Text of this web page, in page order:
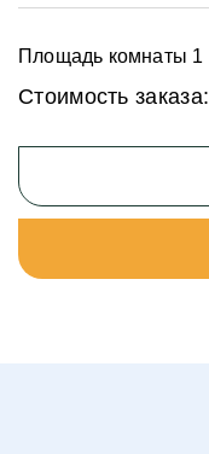
Площадь комнаты 1
Стоимость заказа: